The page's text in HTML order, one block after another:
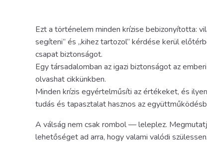
Ezt a történelem minden krízise bebizonyította:
segíteni” és „kihez tartozol” kérdése kerül
csapat biztonságot.
Egy társadalomban az igazi biztonságot az
olvashat cikkünkben.
Minden krízis egyértelműsíti az értékeket, és
tudás és tapasztalat hasznos az
A válság nem csak rombol — leleplez.
lehetőséget ad arra, hogy valami valódi szülessen.